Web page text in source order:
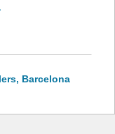
Barcelona